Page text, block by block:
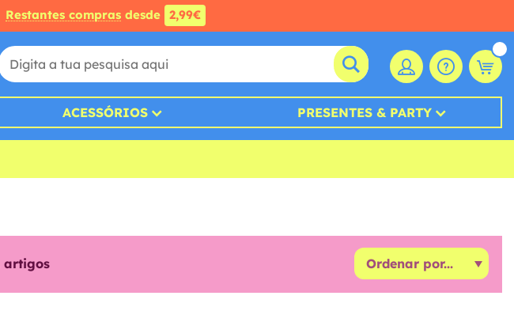
Restantes compras desde 2,99€
ACESSÓRIOS PRESENTES & PARTY
artigos